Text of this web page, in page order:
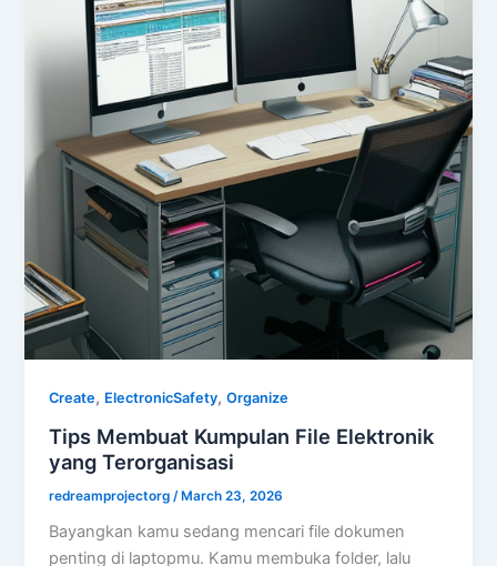
Create, ElectronicSafety,Organize
Tips Membuat Kumpulan File Elektronik
yang Terorganisasi
redreamprojectorg /March 23, 2026
Bayangkan kamu sedang mencari file dokumen
penting di laptopmu. Kamu membuka folder, lalu